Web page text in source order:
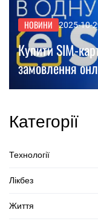
НОВИНИ 2025-10-
Купити SIM-
замовлення
Категорії
Технології
Лікбез
Життя